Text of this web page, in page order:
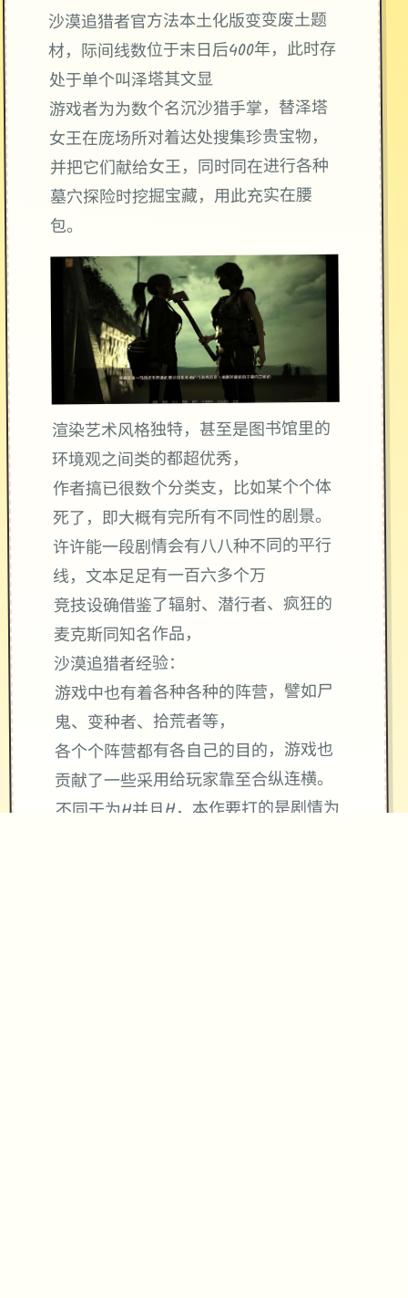
沙漠追猎者官方法本土化版变变废土题
材，际间线数位于末日后400年，此时存
处于单个叫泽塔其文显
游戏者为为数个名沉沙猎手掌，替泽塔
女王在庞场所对着达处搜集珍贵宝物，
并把它们献给女王，同时同在进行各种
墓穴探险时挖掘宝藏，用此充实在腰
包。
渲染艺术风格独特，甚至是图书馆里的
环境观之间类的都超优秀，
作者搞已很数个分类支，比如某个个体
死了，即大概有完所有不同性的剧景。
许许能一段剧情会有八八种不同的平行
线，文本足足有一百六多个万
竞技设确借鉴了辐射、潜行者、疯狂的
麦克斯同知名作品，
沙漠追猎者经验：
游戏中也有着各种各种的阵营，譬如尸
鬼、变种者、拾荒者等，
各个个阵营都有各自己的目的，游戏也
贡献了一些采用给玩家靠至合纵连横。
不同于为H并且H，本作要打的是剧情为